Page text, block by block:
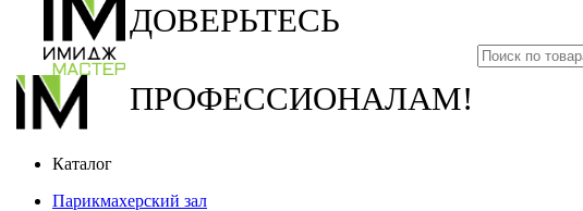
ДОВЕРЬТЕСЬ
ПРОФЕССИОНАЛАМ!
Каталог
Парикмахерский зал